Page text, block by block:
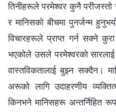
तिनीहरूले परमेश्‍वर कुनै परीजस्तो
र मानिसको बीचमा पुनर्जन्‍म
विचारहरूले प्राप्त गर्न सक्‍ने
भएकोले उसले परमेश्‍वरको
वास्तविकतालाई बुझ्‍न सक्दैन।
अरूको लागि उदाहरणीय
किनभने मानिसहरू अन्तर्निहित